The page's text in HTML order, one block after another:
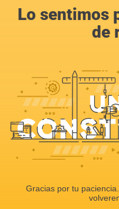
Lo sentimos
de
Gracias por tu